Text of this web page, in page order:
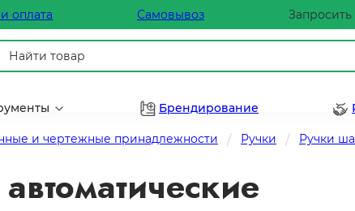
оплата Самовывоз
Брендирование
и чертежные принадлежности Ручки Ручки